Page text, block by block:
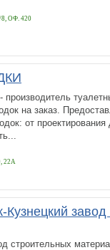
ОФ. 420
производитель
на заказ.
от
22А
завод
строительных